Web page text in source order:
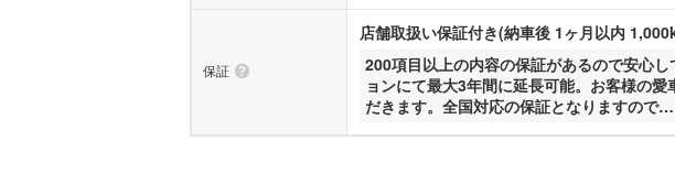
保証
店舗取扱い保証付き(納車後 1ヶ月以内
200項目以上の内容の保証があるので安心
ョンにて最大3年間に延長可能。お客様の
だきます。全国対応の保証となりますので…